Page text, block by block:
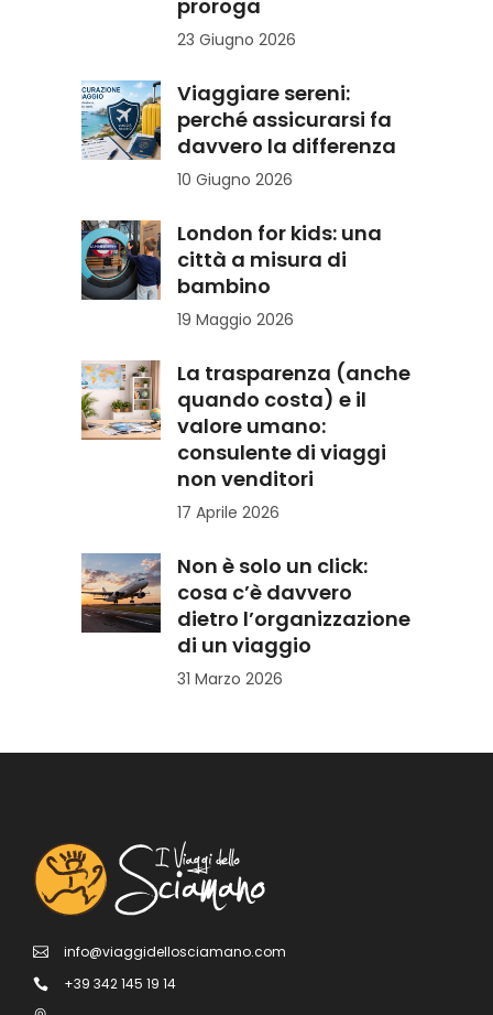
proroga
23 Giugno 2026
Viaggiare sereni:
perché assicurarsi fa
davvero la differenza
10 Giugno 2026
London for kids: una
città a misura di
bambino
19 Maggio 2026
La trasparenza (anche
quando costa) e il
valore umano:
consulente di viaggi
non venditori
17 Aprile 2026
Non è solo un click:
cosa c’è davvero
dietro l’organizzazione
di un viaggio
31 Marzo 2026
info@viaggidellosciamano.com
+39 342 145 19 14